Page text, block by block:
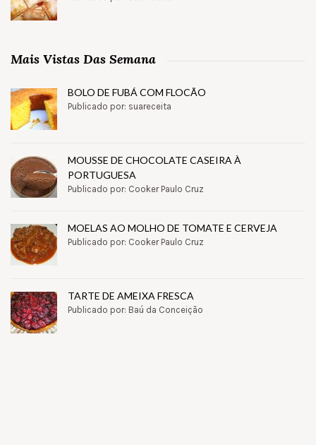
Mais Vistas Das Semana
BOLO DE FUBÁ COM FLOCÃO
Publicado por: suareceita
MOUSSE DE CHOCOLATE CASEIRA À
PORTUGUESA
Publicado por: Cooker Paulo Cruz
MOELAS AO MOLHO DE TOMATE E CERVEJA
Publicado por: Cooker Paulo Cruz
TARTE DE AMEIXA FRESCA
Publicado por: Baú da Conceição